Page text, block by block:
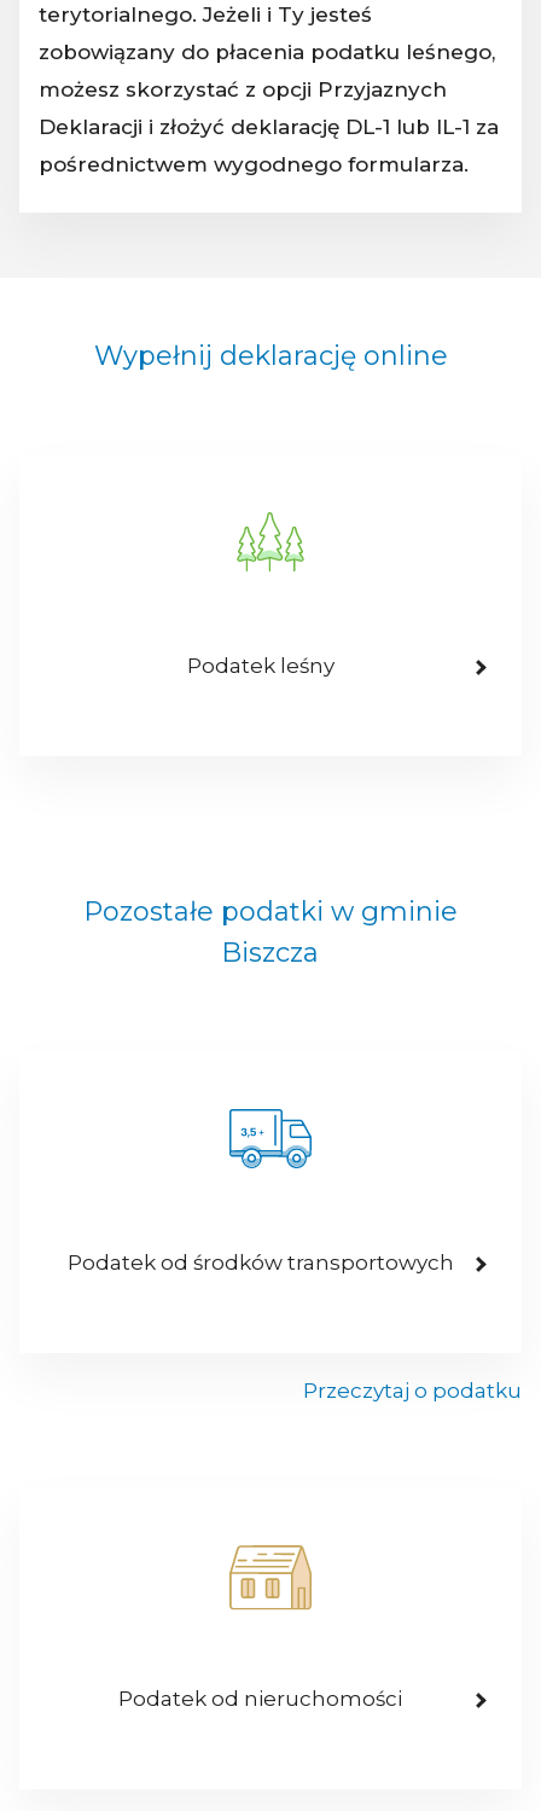
terytorialnego. Jeżeli i Ty jesteś
zobowiązany do płacenia podatku leśnego,
możesz skorzystać z opcji Przyjaznych
Deklaracji i złożyć deklarację DL-1 lub IL-1 za
pośrednictwem wygodnego formularza.
Wypełnij deklarację online
Podatek leśny
Pozostałe podatki w gminie
Biszcza
Podatek od środków transportowych
Przeczytaj o podatku
Podatek od nieruchomości